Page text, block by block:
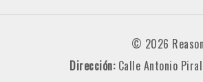
© 2026
Dirección: Calle Antonio